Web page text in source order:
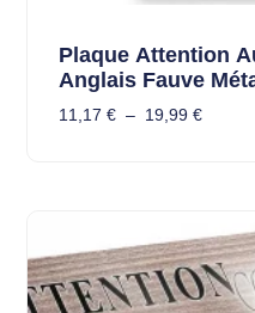
Plaque Attention
Anglais Fauve
11,17 € – 19,99 €